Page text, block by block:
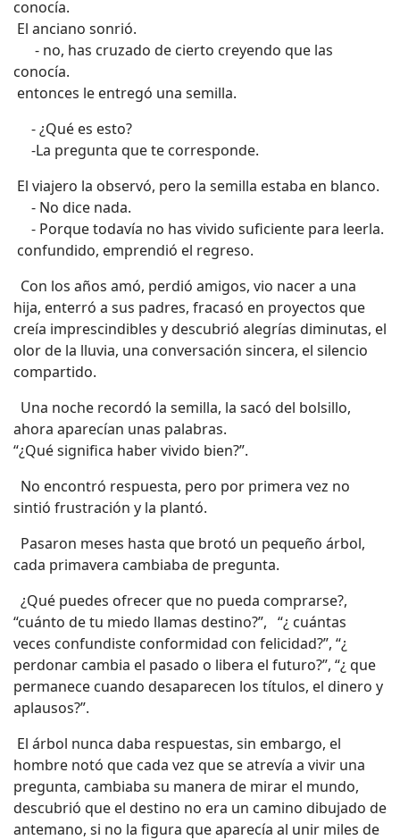
conocía.
El anciano sonrió.
- no, has cruzado de cierto creyendo que las
conocía.
entonces le entregó una semilla.
- ¿Qué es esto?
-La pregunta que te corresponde.
El viajero la observó, pero la semilla estaba en blanco.
- No dice nada.
- Porque todavía no has vivido suficiente para leerla.
confundido, emprendió el regreso.
Con los años amó, perdió amigos, vio nacer a una
hija, enterró a sus padres, fracasó en proyectos que
creía imprescindibles y descubrió alegrías diminutas, el
olor de la lluvia, una conversación sincera, el silencio
compartido.
Una noche recordó la semilla, la sacó del bolsillo,
ahora aparecían unas palabras.
“¿Qué significa haber vivido bien?”.
No encontró respuesta, pero por primera vez no
sintió frustración y la plantó.
Pasaron meses hasta que brotó un pequeño árbol,
cada primavera cambiaba de pregunta.
¿Qué puedes ofrecer que no pueda comprarse?,
“cuánto de tu miedo llamas destino?”, “¿ cuántas
veces confundiste conformidad con felicidad?”, “¿
perdonar cambia el pasado o libera el futuro?”, “¿ que
permanece cuando desaparecen los títulos, el dinero y
aplausos?”.
El árbol nunca daba respuestas, sin embargo, el
hombre notó que cada vez que se atrevía a vivir una
pregunta, cambiaba su manera de mirar el mundo,
descubrió que el destino no era un camino dibujado de
antemano, si no la figura que aparecía al unir miles de